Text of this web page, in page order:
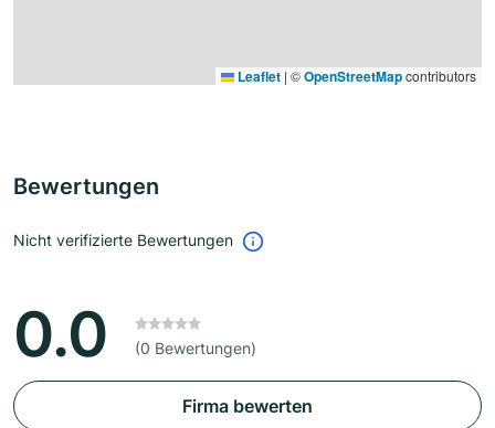
Leaflet | ©OpenStreetMapcontributors
Bewertungen
Nicht verifizierte Bewertungen
0.0 (0 Bewertungen)
Firma bewerten